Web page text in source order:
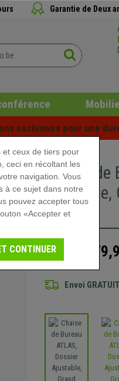
Garantie de Deux
exclusives pour une
Chaise de
Ajustable,
Bleu
259,90 €
Envoi GRATUIT
et ceux de tiers pour
ceci en récoltant les
navigation. Vous
à ce sujet dans notre
pouvez accepter tous
«Accepter et
CONTINUER